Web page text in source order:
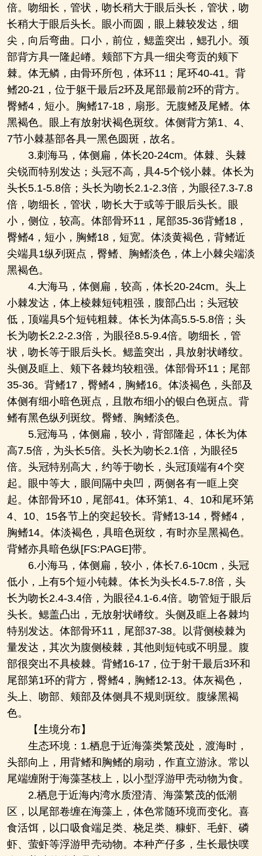
倍。吻细长，管状，吻长稍大于眼后头长，管状，吻
长稍大于眼后头长。眼小而圆，眼上棘较发达，细
尖，向后弯曲。口小，前位，鳃盖突出，鳃孔小。颈
部背方具一隆起嵴。颊部下方具一细尖弯贡的颊下
棘。体无鳞，由骨环所包，体环11；尾环40-41。背
鳍20-21，位于躯干最后2环及尾部最前2环的背方。
臀鳍4，短小。胸鳍17-18，扇形。无腹鳍及尾鳍。体
黑褐色。眼上有放射状褐色斑纹。体侧背方第1、4、
7节小棘基部各具一黑色圆斑，故名。
3.刺海马，体侧扁，体长20-24cm。体棘、头棘
尖锐而特别发达；头冠不高，具4-5个锐小棘。体长为
头长5.1-5.8倍；头长为吻长2.1-2.3倍，为眼径7.3-7.8
倍，吻细长，管状，吻长大于或等于眼后头长。眼
小，侧位，较高。体部骨环11，尾部35-36背鳍18，
臀鳍4，短小，胸鳍18，短宽。体淡黄褐色，背鳍近
尖端具1纵列斑点，臀鳍、胸鳍淡色，体上小棘尖端淡
黑褐色。
4.大海马，体侧扁，较高，体长20-24cm。头上
小棘发达，体上棱棘短钝粗强，腹部凸出；头冠较
低，顶端具5个短钝粗棘。体长为体高5.5-5.8倍；头
长为吻长2.2-2.3倍，为眼径8.5-9.4倍。吻细长，管
状，吻长等于眼后头长。鳃盖突出，具放射状嵴纹。
头侧及眶上、颊下各棘均较粗强。体部骨环11；尾部
35-36。背鳍17，臀鳍4，胸鳍16。体淡褐色，头部及
体侧有细小暗色斑点，且散布细小的银白色斑点。背
鳍有黑色纵列斑纹。臀鳍、胸鳍淡色。
5.冠海马，体侧扁，较小，背部隆起，体长为体
高7.5倍，为头长5倍。头长为吻长2.1倍，为眼径5
倍。头冠特别高大，约等于吻长，头冠顶端有4个突
起。眼中等大，眼间隔中央凹，两侧各有一眶上突
起。体部骨环10，尾部41。体环第1、4、10和尾环第
4、10、15各节上的突起较长。背鳍13-14，臀鳍4，
胸鳍14。体淡褐色，具暗色斑纹，有时亦呈黑褐色。
背鳍亦具暗色纵[FS:PAGE]带。
6.小海马，体侧扁，较小，体长7.6-10cm，头冠
低小，上有5个短小钝棘。体长为头长4.5-7.8倍，头
长为吻长2.4-3.4倍，为眼径4.1-6.4倍。吻管短于眼后
头长。鳃盖凸出，无放射状嵴纹。头侧及眶上各棘均
特别发达。体部骨环11，尾部37-38。以背侧棱棘为
量发达，其次为腹侧棱棘，其他则短钝或不明显。腹
部很突出不具棱棘。背鳍16-17，位于射干最后3环和
尾部第1环的背方，臀鳍4，胸鳍12-13。体灰褐色，
头上、吻部、颊部及体侧具不规则斑纹。腹缘黑褐
色。
【生境分布】
生态环境：1.栖息于近海藻类繁茂处，渡海时，
头部向上，用背鳍和胸鳍的扇动，作直立游泳。常以
尾端缠附于海藻茎枝上，以小型浮游甲壳动物为食。
2.栖息于近海内湾水质澄清、海藻繁茂的低潮
区，以尾部卷缠在海藻上，体色常随环境而变化。喜
食活饵，以口吸食端足类、桡足类、糠虾、毛虾、磷
虾、萤虾等浮游甲壳动物。本种产仔多，生长最快噗